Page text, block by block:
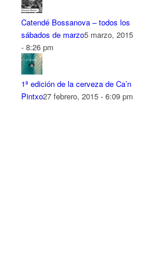
Catendé Bossanova – todos los
sábados de marzo5 marzo, 2015
- 8:26 pm
1ª edición de la cerveza de Ca’n
Pintxo27 febrero, 2015 - 6:09 pm